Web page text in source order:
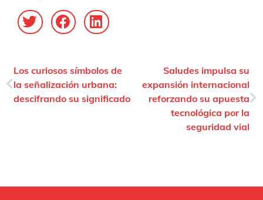
Los curiosos símbolos de
la señalización urbana:
descifrando su significado
Saludes impulsa su
expansión internacional
reforzando su apuesta
tecnológica por la
seguridad vial